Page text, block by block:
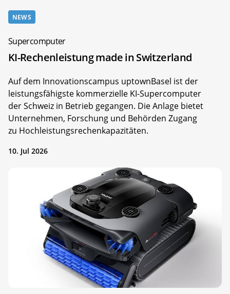
NEWS
Supercomputer
KI-Rechenleistung made in Switzerland
Auf dem Innovationscampus uptownBasel ist der
leistungsfähigste kommerzielle KI-Supercomputer
der Schweiz in Betrieb gegangen. Die Anlage bietet
Unternehmen, Forschung und Behörden Zugang
zu Hochleistungsrechenkapazitäten.
10. Jul 2026